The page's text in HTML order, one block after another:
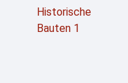
Historische
Bauten 1